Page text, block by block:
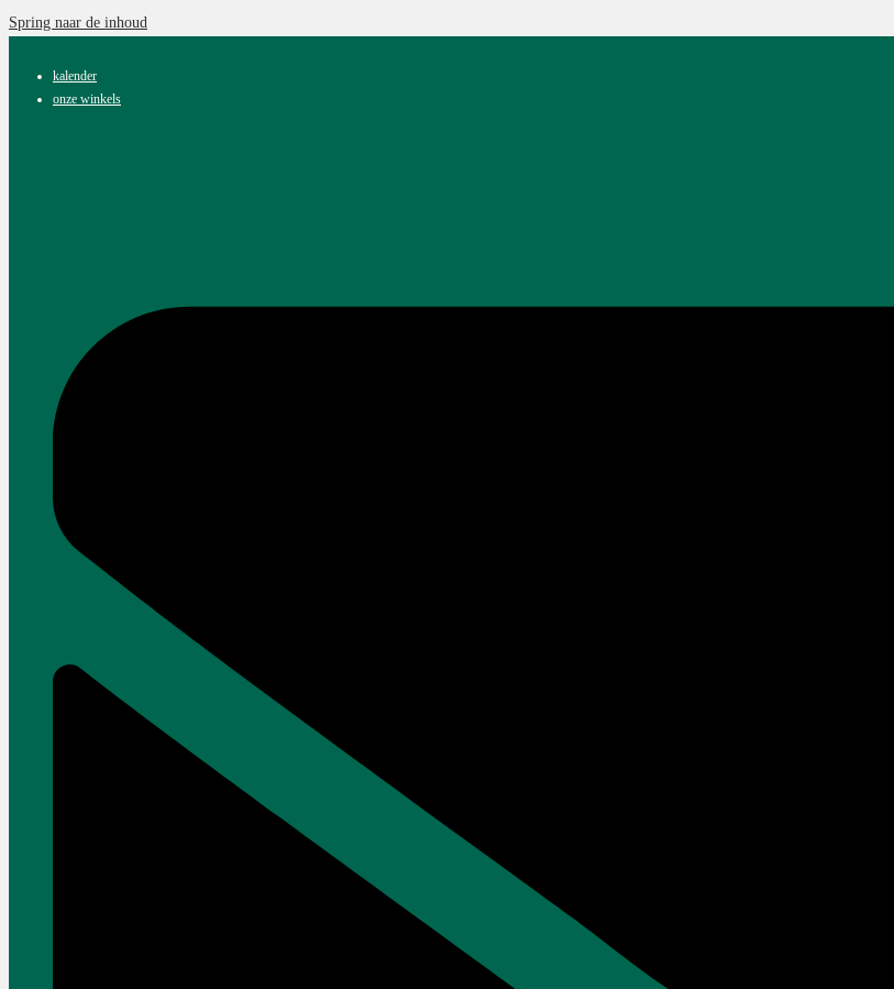
Spring naar de inhoud
kalender
onze winkels